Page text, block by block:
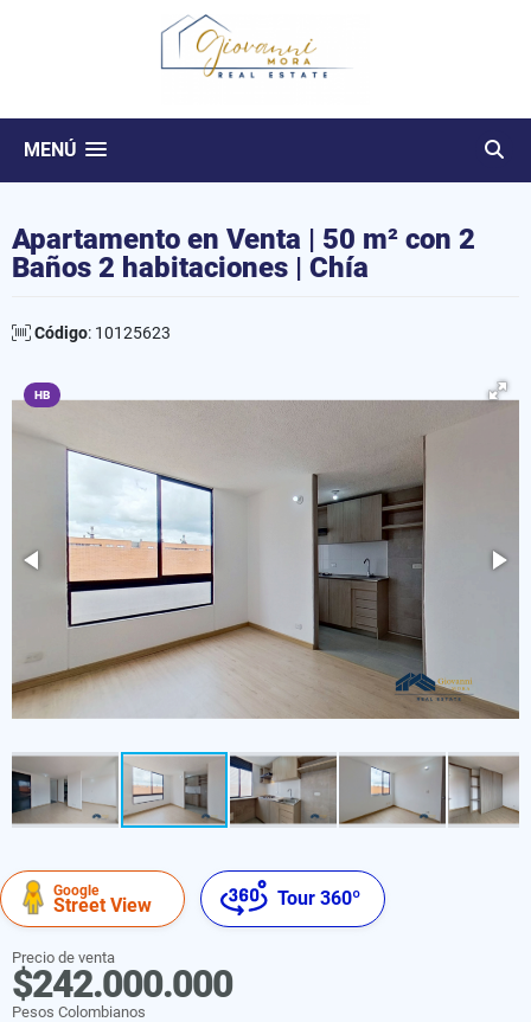
MENÚ
Apartamento en Venta | 50 m² con 2
Baños 2 habitaciones | Chía
Código: 10125623
HB
Google
Street View Tour 360º
Precio de venta
$242.000.000
Pesos Colombianos